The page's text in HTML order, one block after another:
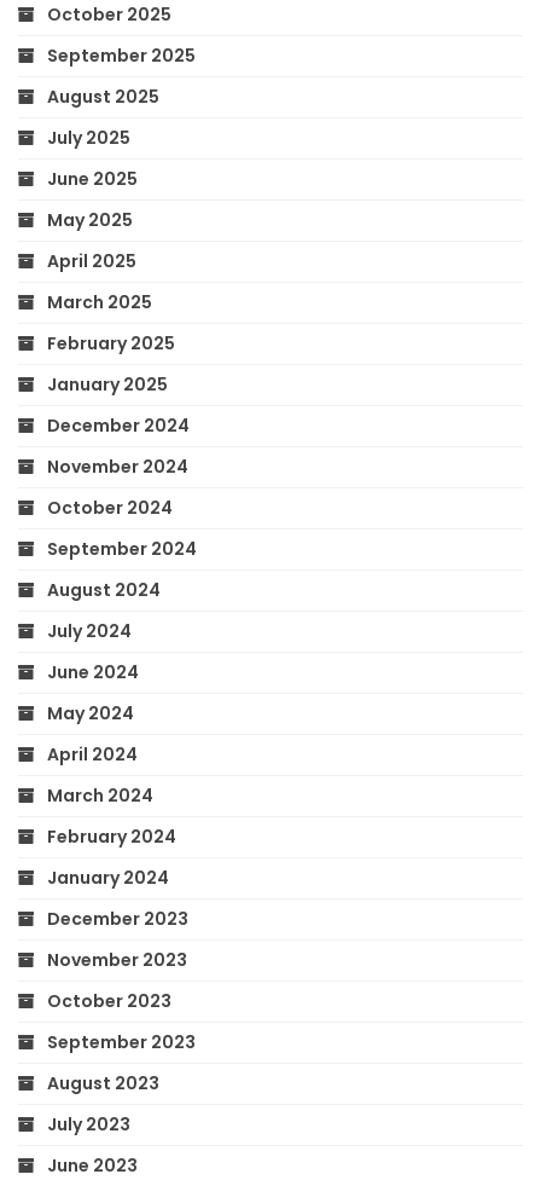
October 2025
September 2025
August 2025
July 2025
June 2025
May 2025
April 2025
March 2025
February 2025
January 2025
December 2024
November 2024
October 2024
September 2024
August 2024
July 2024
June 2024
May 2024
April 2024
March 2024
February 2024
January 2024
December 2023
November 2023
October 2023
September 2023
August 2023
July 2023
June 2023